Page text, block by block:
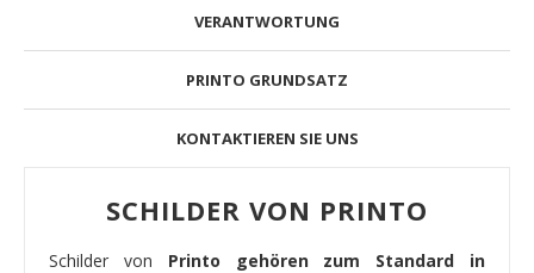
VERANTWORTUNG
PRINTO GRUNDSATZ
KONTAKTIEREN SIE UNS
SCHILDER VON PRINTO
Schilder von Printo gehören zum Standard in